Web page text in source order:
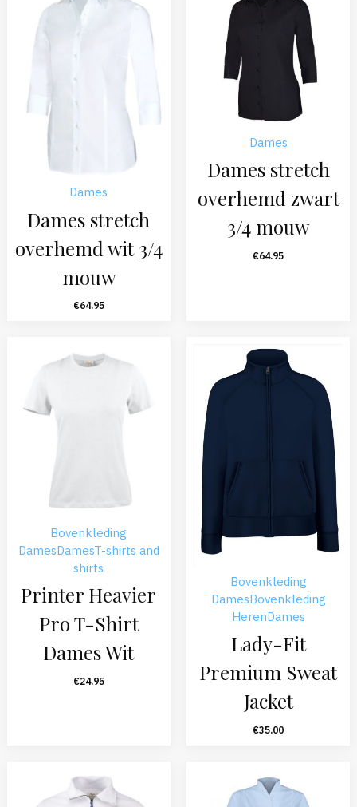
Dames
Dames stretch
overhemd wit 3/4
mouw
€64.95
Dames
Dames stretch
overhemd zwart
3/4 mouw
€64.95
Bovenkleding
DamesDamesT-shirts and
shirts
Printer Heavier
Pro T-Shirt
Dames Wit
€24.95
Bovenkleding
DamesBovenkleding
HerenDames
Lady-Fit
Premium Sweat
Jacket
€35.00